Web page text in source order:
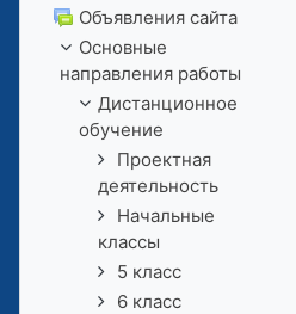
Объявления сайта
Основные
направления работы
Дистанционное
обучение
Проектная
деятельность
Начальные
классы
5 класс
6 класс